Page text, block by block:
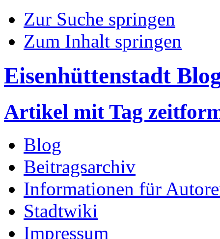
Zur Suche springen
Zum Inhalt springen
Eisenhüttenstadt
Artikel mit Tag
Blog
Beitragsarchiv
Informationen für
Stadtwiki
Impressum